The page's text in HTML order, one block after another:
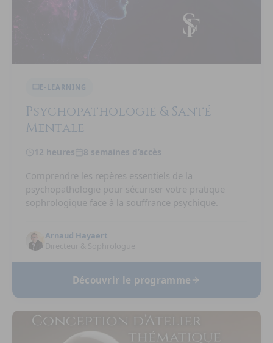
E-LEARNING
Psychopathologie & Santé
Mentale
12 heures 8 semaines d’accès
Comprendre les repères essentiels de la
psychopathologie pour sécuriser votre pratique
sophrologique face à la souffrance psychique.
Arnaud Hayaert
Découvrir le programme